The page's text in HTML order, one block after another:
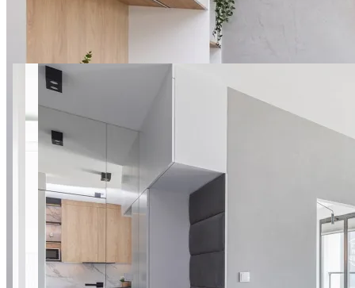
St. Augusta apt.8 SuperApart